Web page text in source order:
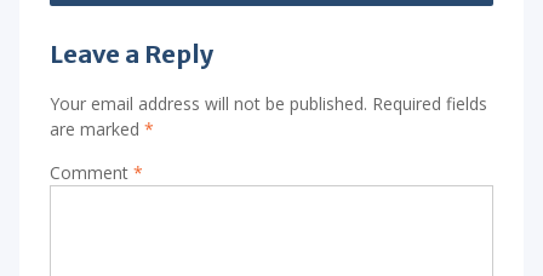
Leave a Reply
Your email address will not be published. Required fields
are marked *
Comment *